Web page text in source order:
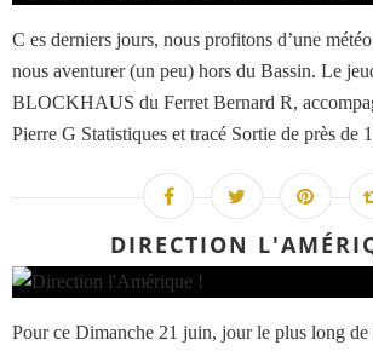
C es derniers jours, nous profitons d’une
nous aventurer (un peu) hors du Bassin. Le
BLOCKHAUS du Ferret Bernard R,
Pierre G Statistiques et tracé Sortie de près de
DIRECTION
Pour ce Dimanche 21 juin, jour le plus long de